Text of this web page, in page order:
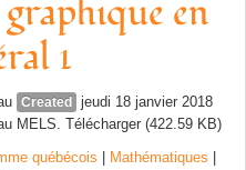
en
1
Created
jeudi 18 janvier 2018
MELS. Télécharger (422.59 KB)
québécois Mathématiques